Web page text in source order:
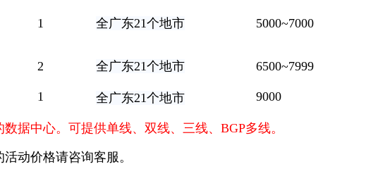
1 全广东21个地市 5000~7000
2 全广东21个地市 6500~7999
1 全广东21个地市 9000
据中心。可提供单线、双线、三线、BGP多线。
动价格请咨询客服。